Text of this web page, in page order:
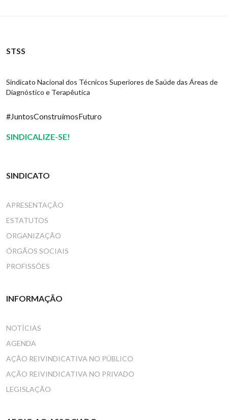
STSS
Sindicato Nacional dos Técnicos Superiores de Saúde das Áreas de
Diagnóstico e Terapêutica
#JuntosConstruímosFuturo
SINDICALIZE-SE!
SINDICATO
APRESENTAÇÃO
ESTATUTOS
ORGANIZAÇÃO
ÓRGÃOS SOCIAIS
PROFISSÕES
INFORMAÇÃO
NOTÍCIAS
AGENDA
AÇÃO REIVINDICATIVA NO PÚBLICO
AÇÃO REIVINDICATIVA NO PRIVADO
LEGISLAÇÃO